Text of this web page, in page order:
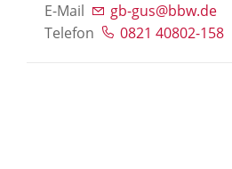
E-Mail
gb-gus@bbw.de
Telefon
0821 40802-158